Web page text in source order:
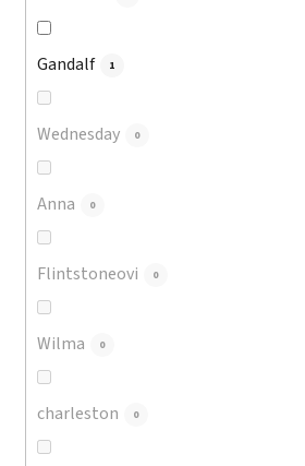
Gandalf 1
Wednesday 0
Anna 0
Flintstoneovi 0
Wilma 0
charleston 0